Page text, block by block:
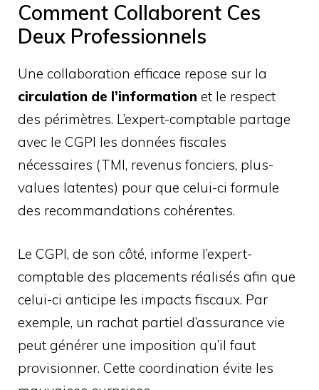
Comment Collaborent Ces
Deux Professionnels
Une collaboration efficace repose sur la
circulation de l’information et le respect
des périmètres. L’expert-comptable partage
avec le CGPI les données fiscales
nécessaires (TMI, revenus fonciers, plus-
values latentes) pour que celui-ci formule
des recommandations cohérentes.
Le CGPI, de son côté, informe l’expert-
comptable des placements réalisés afin que
celui-ci anticipe les impacts fiscaux. Par
exemple, un rachat partiel d’assurance vie
peut générer une imposition qu’il faut
provisionner. Cette coordination évite les